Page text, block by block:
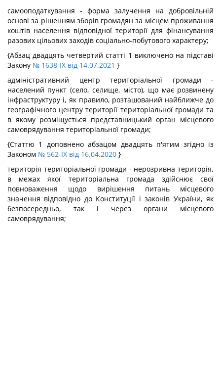
самооподаткування - форма залучення на добровільній
основі за рішенням зборів громадян за місцем проживання
коштів населення відповідної території для фінансування
разових цільових заходів соціально-побутового характеру;
{Абзац двадцять четвертий статті 1 виключено на підставі
Закону № 1638-IX від 14.07.2021 }
адміністративний центр територіальної громади -
населений пункт (село, селище, місто), що має розвинену
інфраструктуру і, як правило, розташований найближче до
географічного центру території територіальної громади та
в якому розміщується представницький орган місцевого
самоврядування територіальної громади;
{Статтю 1 доповнено абзацом двадцять п'ятим згідно із
Законом № 562-IX від 16.04.2020 }
територія територіальної громади - нерозривна територія,
в межах якої територіальна громада здійснює свої
повноваження щодо вирішення питань місцевого
значення відповідно до Конституції і законів України, як
безпосередньо, так і через органи місцевого
самоврядування;